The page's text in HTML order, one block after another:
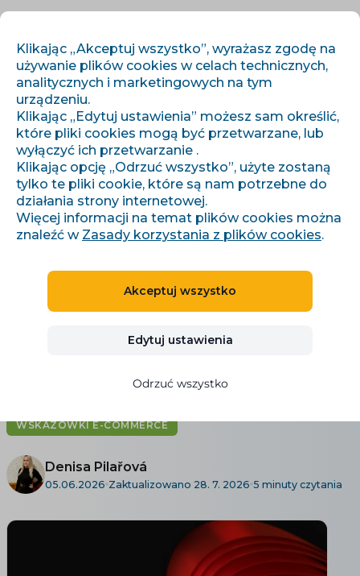
Úvod ›Artykuły i informacje›
Seznam Event Measurement (SEM): Nová éra měření konverzí a
retargetingu v Skliku
Seznam Event
Measurement (SEM):
Nová éra měření konverzí
a retargetingu v Skliku
WSKAZÓWKI E-COMMERCE
Denisa Pilařová
05.06.2026 Zaktualizowano 28. 7. 2026 5 minuty czytania
Klikając „Akceptuj wszystko”, wyrażasz zgodę na
używanie plików cookies w celach technicznych,
analitycznych i marketingowych na tym
urządzeniu.
Klikając „Edytuj ustawienia” możesz sam określić,
które pliki cookies mogą być przetwarzane, lub
wyłączyć ich przetwarzanie .
Klikając opcję „Odrzuć wszystko”, użyte zostaną
tylko te pliki cookie, które są nam potrzebne do
działania strony internetowej.
Więcej informacji na temat plików cookies można
znaleźć w Zasady korzystania z plików cookies.
Akceptuj wszystko
Edytuj ustawienia
Odrzuć wszystko